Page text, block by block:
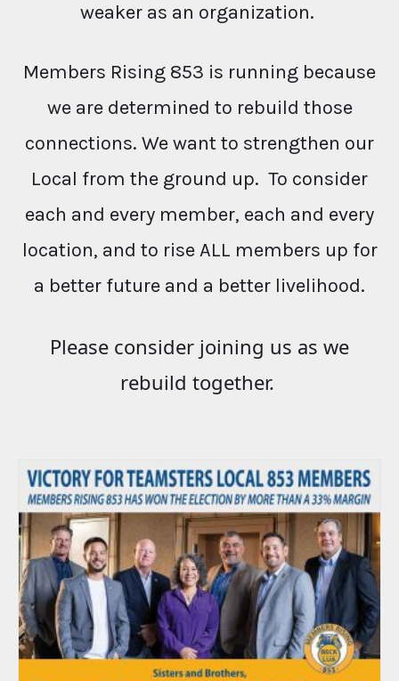
weaker as an organization.
Members Rising 853 is running because
we are determined to rebuild those
connections. We want to strengthen our
Local from the ground up. To consider
each and every member, each and every
location, and to rise ALL members up for
a better future and a better livelihood.
Please consider joining us as we
rebuild together.